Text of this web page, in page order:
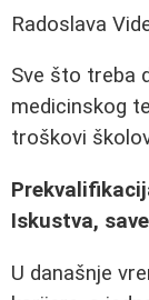
Radoslava
Sve što treba
medicinskog
troškovi
Iskustva,
U današnje